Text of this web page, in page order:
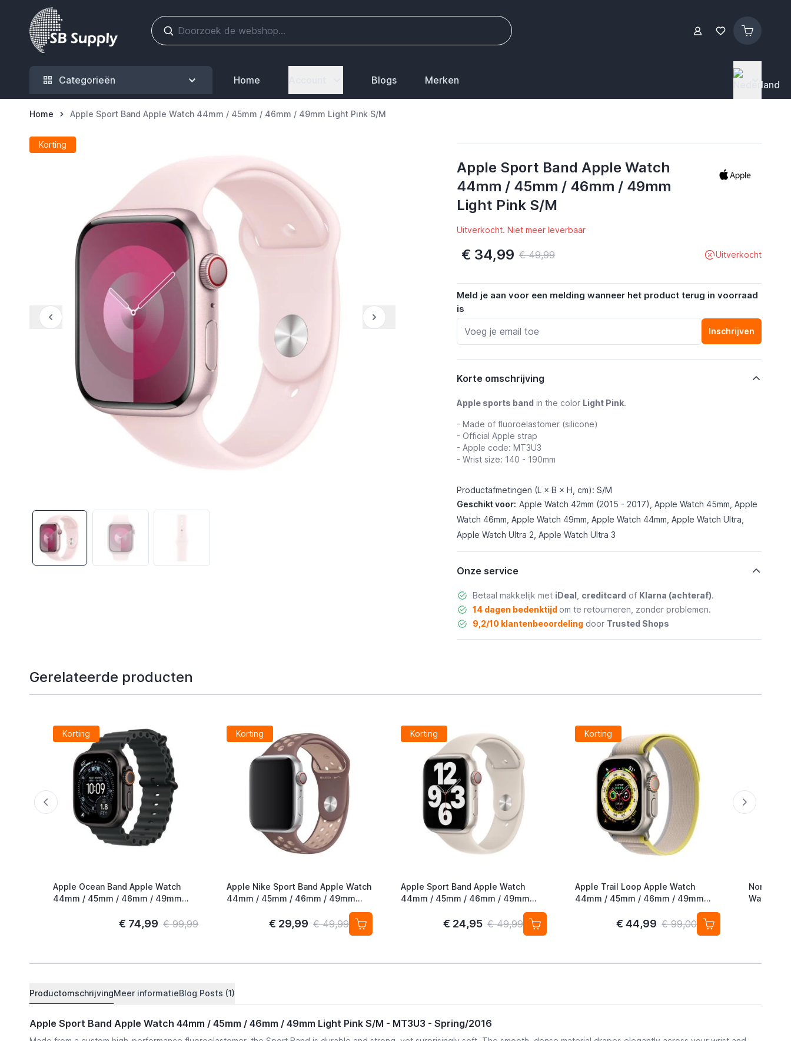
Ga naar de inhoud
Categorieën Home Blogs Merken
Home Apple Sport Band Apple Watch 44mm / 45mm / 46mm / 49mm Light Pink S/M
Korting
Apple Sport Band Apple Watch
44mm / 45mm / 46mm / 49mm
Light Pink S/M
Uitverkocht. Niet meer leverbaar
€ 34,99 € 49,99 Uitverkocht
Meld je aan voor een melding wanneer het product terug in voorraad
is
Inschrijven
Korte omschrijving
Apple sports band in the color Light Pink.
- Made of fluoroelastomer (silicone)
- Official Apple strap
- Apple code: MT3U3
- Wrist size: 140 - 190mm
Productafmetingen (L × B × H, cm): S/M
Geschikt voor: Apple Watch 42mm (2015 - 2017), Apple Watch 45mm, Apple
Watch 46mm, Apple Watch 49mm, Apple Watch 44mm, Apple Watch Ultra,
Apple Watch Ultra 2, Apple Watch Ultra 3
Onze service
Betaal makkelijk met iDeal creditcard of Klarna (achteraf).
14 dagen bedenktijd om te retourneren, zonder problemen.
9,2/10 klantenbeoordelingdoor Trusted Shops
Gerelateerde producten
Korting
Apple Ocean Band Apple Watch
44mm / 45mm / 46mm / 49mm
€ 74,99 € 99,99
Korting
Apple Nike Sport Band Apple Watch
44mm / 45mm / 46mm / 49mm
Smokey Mauve / Particle Beige
€ 29,99 € 49,99
Korting
Apple Sport Band Apple Watch
44mm / 45mm / 46mm / 49mm
€ 24,95 € 49,99
Korting
Apple Trail Loop Apple Watch
44mm / 45mm / 46mm / 49mm
€ 44,99 € 99,00
Nomad
Watch
ProductomschrijvingMeer informatieBlog Posts (1)
Apple Sport Band Apple Watch 44mm / 45mm / 46mm / 49mm Light Pink S/M - MT3U3 - Spring/2016